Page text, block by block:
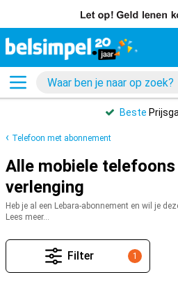
Beste
Telefoon met abonnement
Alle mobiele
verlenging
Heb je al een Lebara-abonnement en wil je
telefoon? Dan ben je bij Belsimpel aan het
13 of met een Samsung Galaxy A54. Zoek bij
Zo vindt iedereen een Lebara verlenging met
Lees meer...
1
Filter